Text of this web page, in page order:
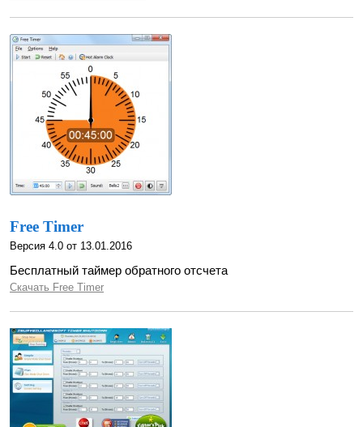
Free Timer
Версия 4.0 от 13.01.2016
Бесплатный таймер обратного отсчета
Скачать Free Timer